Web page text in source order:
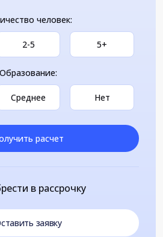
человек:
2-5 5+
Образование:
Среднее Нет
расчет
в рассрочку
заявку